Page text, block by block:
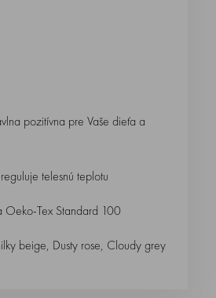
pozitívna pre Vaše dieťa a
telesnú teplotu
Tex Standard 100
beige, Dusty rose, Cloudy grey